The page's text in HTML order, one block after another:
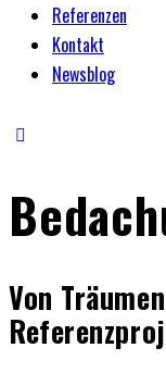
Referenzen
Kontakt
Newsblog
Von